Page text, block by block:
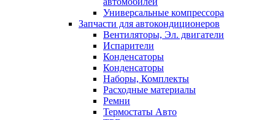
Универсальные компрессора
Запчасти для автокондиционеров
Вентиляторы, Эл. двигатели
Испарители
Конденсаторы
Конденсаторы
Наборы, Комплекты
Расходные материалы
Ремни
Термостаты Авто